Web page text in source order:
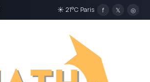
☀ 21°C Paris f 𝕏 ◎